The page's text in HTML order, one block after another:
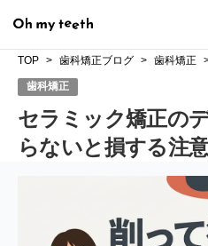
TOP 歯科矯正ブログ 歯科矯正
歯科矯正
セラミック矯正の
らないと損する注